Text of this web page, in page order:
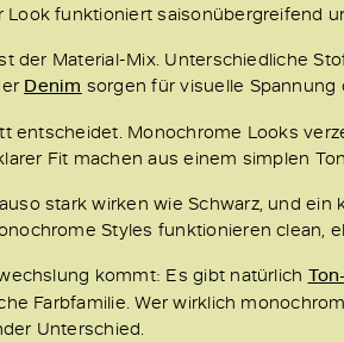
Look funktioniert saisonübergreifend
der Material-Mix. Unterschiedliche
Denim sorgen für visuelle
entscheidet. Monochrome Looks
Fit machen aus einem simplen
stark wirken wie Schwarz, und
Styles funktionieren clean,
kommt: Es gibt natürlich
Farbfamilie. Wer wirklich
Unterschied.